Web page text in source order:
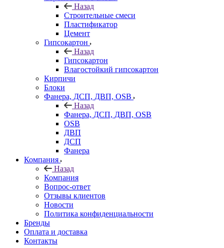
Назад
Строительные смеси
Пластификатор
Цемент
Гипсокартон
Назад
Гипсокартон
Влагостойкий гипсокартон
Кирпичи
Блоки
Фанера, ДСП, ДВП, OSB
Назад
Фанера, ДСП, ДВП, OSB
OSB
ДВП
ДСП
Фанера
Компания
Назад
Компания
Вопрос-ответ
Отзывы клиентов
Новости
Политика конфиденциальности
Бренды
Оплата и доставка
Контакты